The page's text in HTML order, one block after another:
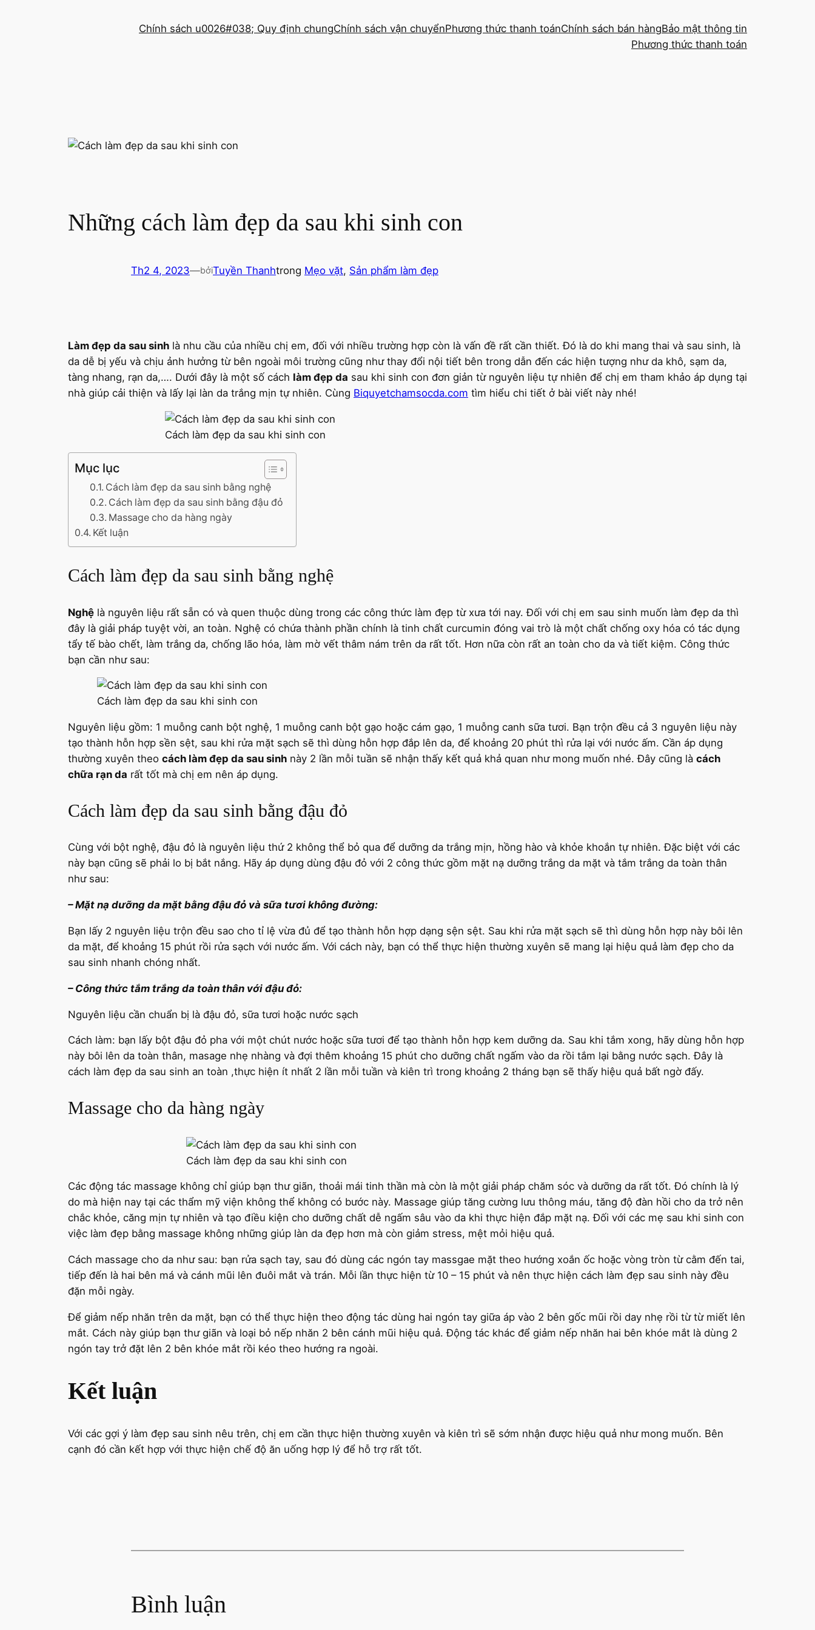
Chính sách u0026#038; Quy định chungChính sách vận chuyểnPhương thức thanh toánChính sách bán hàngBảo mật thông tin
Phương thức thanh toán
Những cách làm đẹp da sau khi sinh con
Th2 4, 2023—bởiTuyền Thanhtrong Mẹo vặt, Sản phẩm làm đẹp
Làm đẹp da sau sinh là nhu cầu của nhiều chị em, đối với nhiều trường hợp còn là vấn đề rất cần thiết. Đó là do khi mang thai và sau sinh, là
da dễ bị yếu và chịu ảnh hưởng từ bên ngoài môi trường cũng như thay đổi nội tiết bên trong dẫn đến các hiện tượng như da khô, sạm da,
tàng nhang, rạn da,…. Dưới đây là một số cách làm đẹp da sau khi sinh con đơn giản từ nguyên liệu tự nhiên để chị em tham khảo áp dụng tại
nhà giúp cải thiện và lấy lại làn da trắng mịn tự nhiên. Cùng Biquyetchamsocda.com tìm hiểu chi tiết ở bài viết này nhé!
Cách làm đẹp da sau khi sinh con
Mục lục
Cách làm đẹp da sau sinh bằng nghệ
Cách làm đẹp da sau sinh bằng đậu đỏ
Massage cho da hàng ngày
Kết luận
Cách làm đẹp da sau sinh bằng nghệ
Nghệ là nguyên liệu rất sẵn có và quen thuộc dùng trong các công thức làm đẹp từ xưa tới nay. Đối với chị em sau sinh muốn làm đẹp da thì
đây là giải pháp tuyệt vời, an toàn. Nghệ có chứa thành phần chính là tinh chất curcumin đóng vai trò là một chất chống oxy hóa có tác dụng
tẩy tế bào chết, làm trắng da, chống lão hóa, làm mờ vết thâm nám trên da rất tốt. Hơn nữa còn rất an toàn cho da và tiết kiệm. Công thức
bạn cần như sau:
Cách làm đẹp da sau khi sinh con
Nguyên liệu gồm: 1 muỗng canh bột nghệ, 1 muỗng canh bột gạo hoặc cám gạo, 1 muỗng canh sữa tươi. Bạn trộn đều cả 3 nguyên liệu này
tạo thành hỗn hợp sền sệt, sau khi rửa mặt sạch sẽ thì dùng hỗn hợp đắp lên da, để khoảng 20 phút thì rửa lại với nước ấm. Cần áp dụng
thường xuyên theo cách làm đẹp da sau sinh này 2 lần mỗi tuần sẽ nhận thấy kết quả khả quan như mong muốn nhé. Đây cũng là cách
chữa rạn da rất tốt mà chị em nên áp dụng.
Cách làm đẹp da sau sinh bằng đậu đỏ
Cùng với bột nghệ, đậu đỏ là nguyên liệu thứ 2 không thể bỏ qua để dưỡng da trắng mịn, hồng hào và khỏe khoắn tự nhiên. Đặc biệt với các
này bạn cũng sẽ phải lo bị bắt nắng. Hãy áp dụng dùng đậu đỏ với 2 công thức gồm mặt nạ dưỡng trắng da mặt và tắm trắng da toàn thân
như sau:
– Mặt nạ dưỡng da mặt bằng đậu đỏ và sữa tươi không đường:
Bạn lấy 2 nguyên liệu trộn đều sao cho tỉ lệ vừa đủ để tạo thành hỗn hợp dạng sện sệt. Sau khi rửa mặt sạch sẽ thì dùng hỗn hợp này bôi lên
da mặt, để khoảng 15 phút rồi rửa sạch với nước ấm. Với cách này, bạn có thể thực hiện thường xuyên sẽ mang lại hiệu quả làm đẹp cho da
sau sinh nhanh chóng nhất.
– Công thức tắm trắng da toàn thân với đậu đỏ:
Nguyên liệu cần chuẩn bị là đậu đỏ, sữa tươi hoặc nước sạch
Cách làm: bạn lấy bột đậu đỏ pha với một chút nước hoặc sữa tươi để tạo thành hỗn hợp kem dưỡng da. Sau khi tắm xong, hãy dùng hỗn hợp
này bôi lên da toàn thân, masage nhẹ nhàng và đợi thêm khoảng 15 phút cho dưỡng chất ngấm vào da rồi tắm lại bằng nước sạch. Đây là
cách làm đẹp da sau sinh an toàn ,thực hiện ít nhất 2 lần mỗi tuần và kiên trì trong khoảng 2 tháng bạn sẽ thấy hiệu quả bất ngờ đấy.
Massage cho da hàng ngày
Cách làm đẹp da sau khi sinh con
Các động tác massage không chỉ giúp bạn thư giãn, thoải mái tinh thần mà còn là một giải pháp chăm sóc và dưỡng da rất tốt. Đó chính là lý
do mà hiện nay tại các thẩm mỹ viện không thể không có bước này. Massage giúp tăng cường lưu thông máu, tăng độ đàn hồi cho da trở nên
chắc khỏe, căng mịn tự nhiên và tạo điều kiện cho dưỡng chất dễ ngấm sâu vào da khi thực hiện đắp mặt nạ. Đối với các mẹ sau khi sinh con
việc làm đẹp bằng massage không những giúp làn da đẹp hơn mà còn giảm stress, mệt mỏi hiệu quả.
Cách massage cho da như sau: bạn rửa sạch tay, sau đó dùng các ngón tay massgae mặt theo hướng xoắn ốc hoặc vòng tròn từ cằm đến tai,
tiếp đến là hai bên má và cánh mũi lên đuôi mắt và trán. Mỗi lần thực hiện từ 10 – 15 phút và nên thực hiện cách làm đẹp sau sinh này đều
đặn mỗi ngày.
Để giảm nếp nhăn trên da mặt, bạn có thể thực hiện theo động tác dùng hai ngón tay giữa áp vào 2 bên gốc mũi rồi day nhẹ rồi từ từ miết lên
mắt. Cách này giúp bạn thư giãn và loại bỏ nếp nhăn 2 bên cánh mũi hiệu quả. Động tác khác để giảm nếp nhăn hai bên khóe mắt là dùng 2
ngón tay trở đặt lên 2 bên khóe mắt rồi kéo theo hướng ra ngoài.
Kết luận
Với các gợi ý làm đẹp sau sinh nêu trên, chị em cần thực hiện thường xuyên và kiên trì sẽ sớm nhận được hiệu quả như mong muốn. Bên
cạnh đó cần kết hợp với thực hiện chế độ ăn uống hợp lý để hỗ trợ rất tốt.
Bình luận